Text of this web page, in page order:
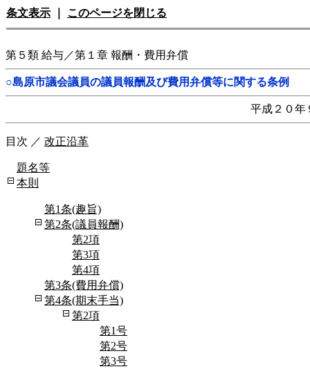
条文表示 このページを閉じる
第５類 給与／第１章 報酬・費用弁償
○島原市議会議員の議員報酬及び費用弁償等に関する条例
平成２０年
目次 ／ 改正沿革
題名等
本則
第1条(趣旨)
第2条(議員報酬)
第2項
第3項
第4項
第3条(費用弁償)
第4条(期末手当)
第2項
第1号
第2号
第3号